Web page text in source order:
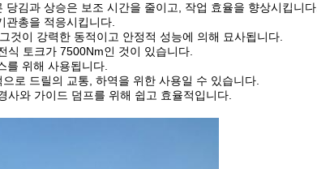
김과 상승은 보조 시간을 줄이고, 작업 효율을 향상시킵니다.
총을 적응시킵니다.
이 강력한 동적이고 안정적 성능에 의해 묘사됩니다.
토크가 7500Nm인 것이 있습니다.
를 위해 사용됩니다.
로 드릴의 교통, 하역을 위한 사용일 수 있습니다.
와 가이드 덤프를 위해 쉽고 효율적입니다.